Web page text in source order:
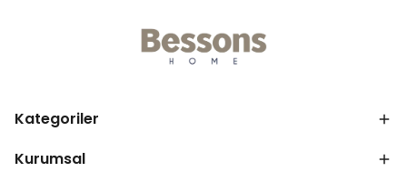
Kategoriler
Kurumsal